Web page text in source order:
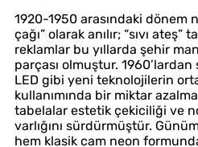
1920-1950 arasındaki dönem
çağı” olarak anılır; “sıvı ateş”
reklamlar bu yıllarda şehir
parçası olmuştur.
LED gibi yeni teknolojilerin
kullanımında bir miktar
tabelalar estetik çekiciliği ve
varlığını sürdürmüştür.
hem klasik cam neon